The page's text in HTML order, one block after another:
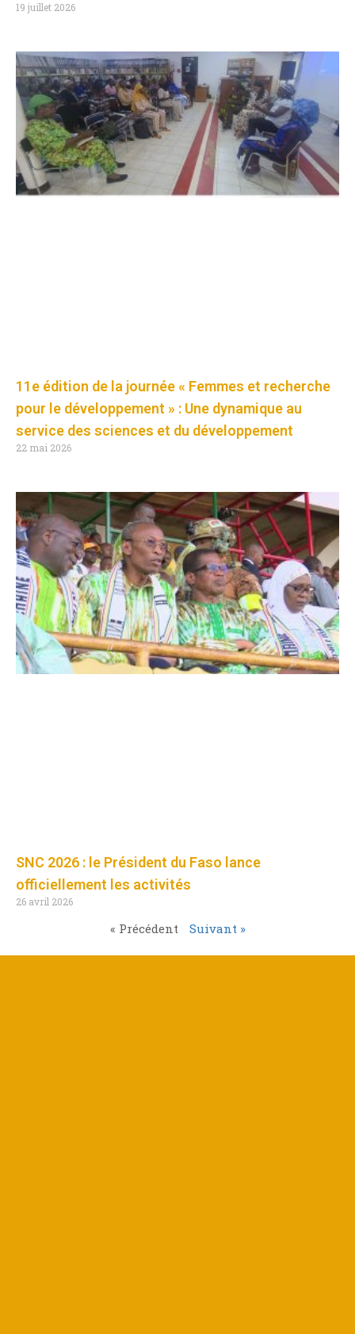
19 juillet 2026
11e édition de la journée « Femmes et recherche
pour le développement » : Une dynamique au
service des sciences et du développement
22 mai 2026
SNC 2026 : le Président du Faso lance
officiellement les activités
26 avril 2026
« Précédent Suivant »